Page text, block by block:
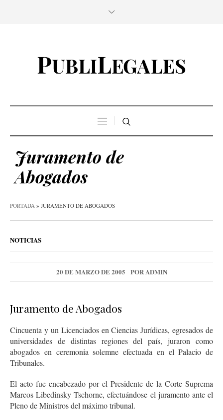
Juramento de
Abogados
PORTADA » JURAMENTO DE ABOGADOS
NOTICIAS
20 DE MARZO DE 2005 POR ADMIN
Juramento de Abogados
Cincuenta y un Licenciados en Ciencias Jurídicas, egresados de
universidades de distintas regiones del país, juraron como
abogados en ceremonia solemne efectuada en el Palacio de
Tribunales.
El acto fue encabezado por el Presidente de la Corte Suprema
Marcos Libedinsky Tschorne, efectuándose el juramento ante el
Pleno de Ministros del máximo tribunal.